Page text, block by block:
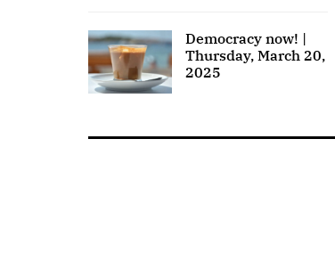
Democracy now! |
Thursday, March 20,
2025